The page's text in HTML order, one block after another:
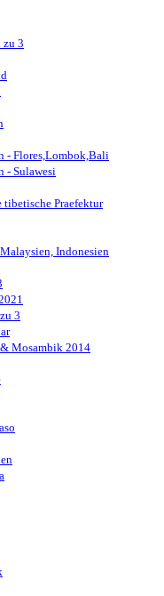
zu 3
- Flores,Lombok,Bali
- Sulawesi
tibetische Praefektur
Indonesien
3
Mosambik 2014